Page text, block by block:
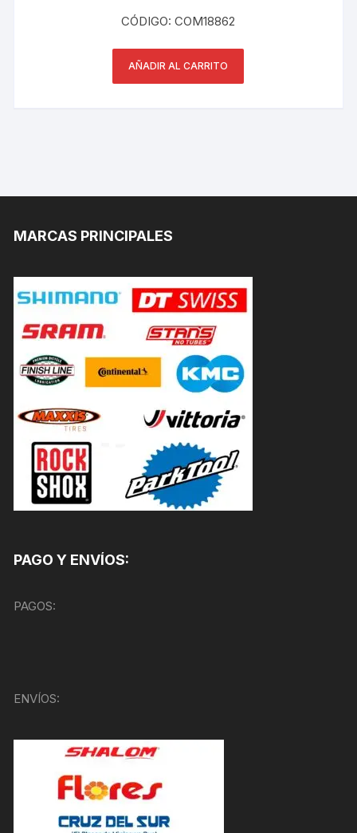
CÓDIGO: COM18862
AÑADIR AL CARRITO
MARCAS PRINCIPALES
PAGO Y ENVÍOS:
PAGOS:
ENVÍOS: